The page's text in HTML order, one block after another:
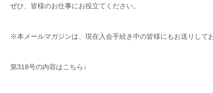
ぜひ、皆様のお仕事にお役立てください。
※本メールマガジンは、現在入会手続き中の皆様にもお送りしてお
第318号の内容はこちら↓